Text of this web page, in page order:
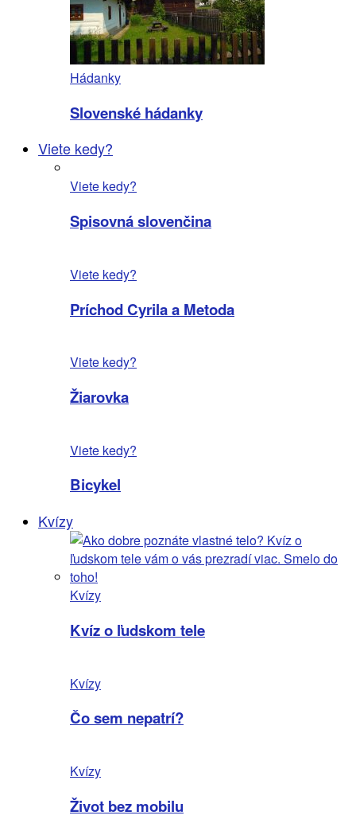
Hádanky
Slovenské hádanky
Viete kedy?
Viete kedy?
Spisovná slovenčina
Viete kedy?
Príchod Cyrila a Metoda
Viete kedy?
Žiarovka
Viete kedy?
Bicykel
Kvízy
Kvízy
Kvíz o ľudskom tele
Kvízy
Čo sem nepatrí?
Kvízy
Život bez mobilu